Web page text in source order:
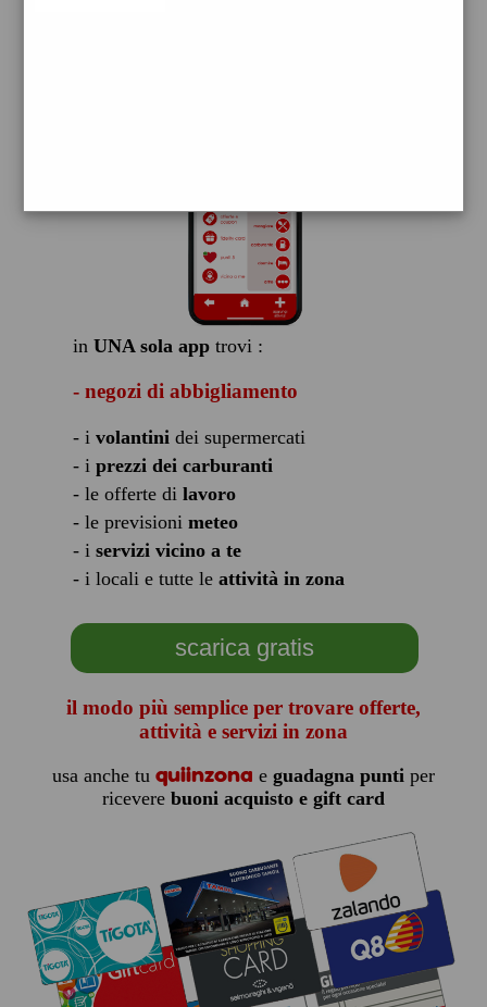
in UNA sola apptrovi :
- negozi di abbigliamento
- i volantinidei supermercati
- i prezzi dei carburanti
- le offerte di lavoro
- le previsioni meteo
- i servizi vicino a te
- i locali e tutte le attività in zona
scarica gratis
il modo più semplice per trovare offerte,
attività e servizi in zona
usa anche tu quiinzona e guadagna puntiper
ricevere buoni acquisto e gift card